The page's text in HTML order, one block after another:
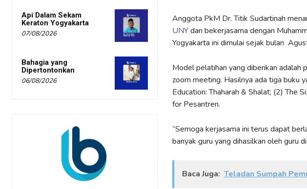
Api Dalam Sekam
Keraton Yogyakarta
07/08/2026
Bahagia yang
Dipertontonkan
06/08/2026
Anggota PkM Dr. Titik Sudartinah
UNYdan bekerjasama dengan
Yogyakarta ini dimulai sejak bulan
Model pelatihan yang diberikan adalah
zoom meeting. Hasilnya ada tiga buku
Education: Thaharah & Shalat; (2) The
for Pesantren.
“Semoga kerjasama ini terus dapat
banyak guru yang dihasilkan oleh guru
Baca Juga: Teladan Sumpah